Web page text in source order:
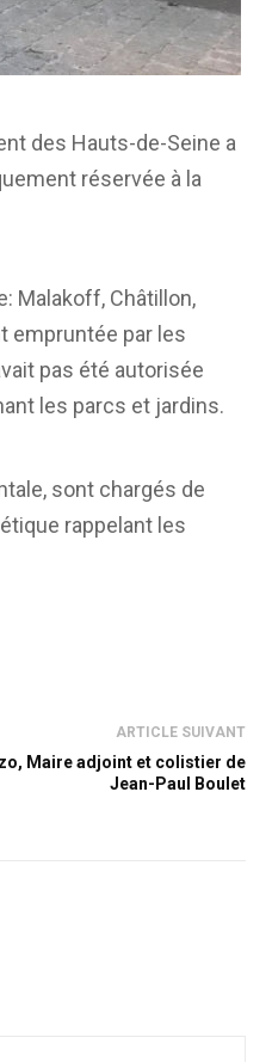
des Hauts-de-Seine a
réservée à la
Malakoff, Châtillon,
empruntée par les
pas été autorisée
les parcs et jardins.
sont chargés de
rappelant les
ARTICLE SUIVANT
Maire adjoint et colistier de
Jean-Paul Boulet